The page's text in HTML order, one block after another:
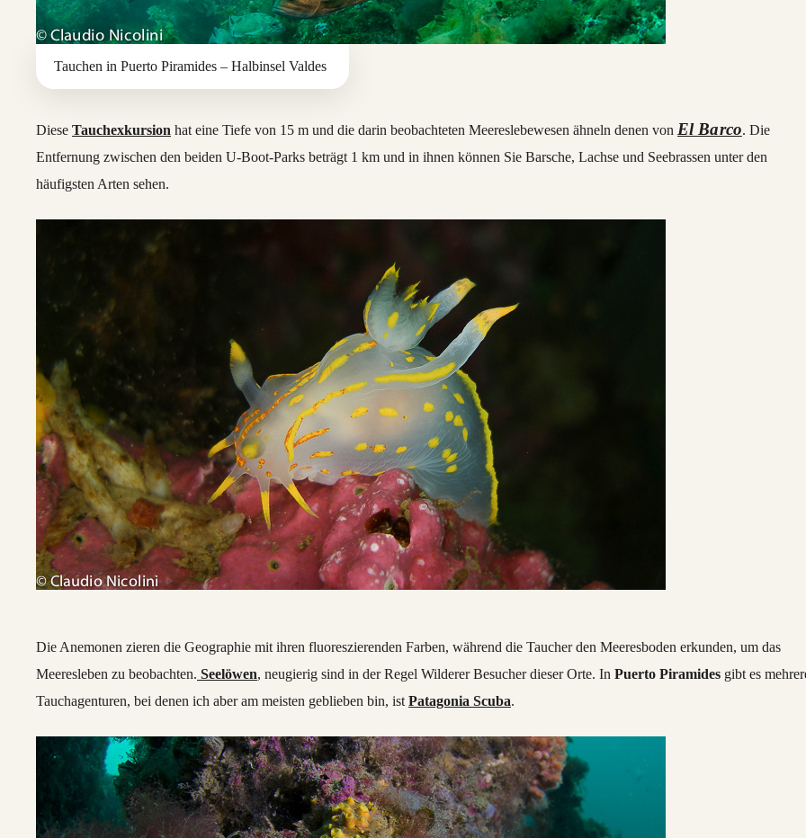
Tauchen in Puerto Piramides – Halbinsel Valdes
Diese Tauchexkursion hat eine Tiefe von 15 m und die darin beobachteten Meereslebewesen ähneln denen von El Barco. Die
Entfernung zwischen den beiden U-Boot-Parks beträgt 1 km und in ihnen können Sie Barsche, Lachse und Seebrassen unter den
häufigsten Arten sehen.
Die Anemonen zieren die Geographie mit ihren fluoreszierenden Farben, während die Taucher den Meeresboden erkunden, um das
Meeresleben zu beobachten. Seelöwen, neugierig sind in der Regel Wilderer Besucher dieser Orte. In Puerto Piramides gibt es
Tauchagenturen, bei denen ich aber am meisten geblieben bin, ist Patagonia Scuba.